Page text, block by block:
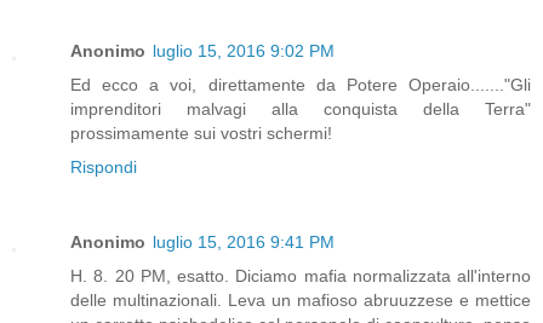
Anonimo luglio 15, 2016 9:02 PM
Ed ecco a voi, direttamente da Potere Operaio......."Gli
imprenditori malvagi alla conquista della Terra"
prossimamente sui vostri schermi!
Rispondi
Anonimo luglio 15, 2016 9:41 PM
H. 8. 20 PM, esatto. Diciamo mafia normalizzata all'interno
delle multinazionali. Leva un mafioso abruuzzese e mettice